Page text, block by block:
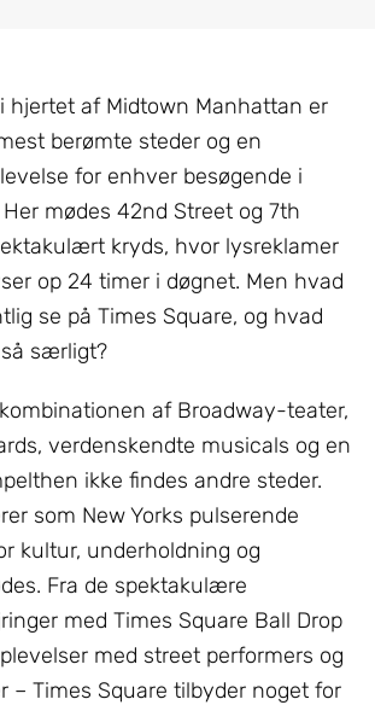
hjertet af Midtown Manhattan er
berømte steder og en
for enhver besøgende i
Her mødes 42nd Street og 7th
kryds, hvor lysreklamer
op 24 timer i døgnet. Men hvad
se på Times Square, og hvad
særligt?
af Broadway-teater,
verdenskendte musicals og en
ikke findes andre steder.
som New Yorks pulserende
kultur, underholdning og
Fra de spektakulære
med Times Square Ball Drop
med street performers og
– Times Square tilbyder noget for